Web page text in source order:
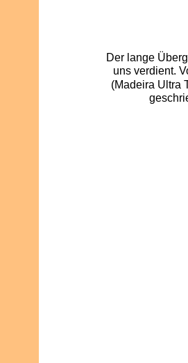
Der lange
uns verdient.
(Madeira Ultra